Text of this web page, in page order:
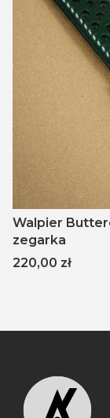
Walpier
zegarka
Cena
220,00 zł